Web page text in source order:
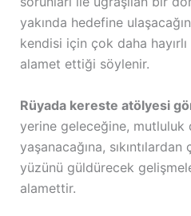
yakında hedefine
kendisi için çok daha
alamet ettiği söylenir.
Rüyada kereste atölyesi
yerine geleceğine, mutluluk
yaşanacağına,
yüzünü güldürecek
alamettir.